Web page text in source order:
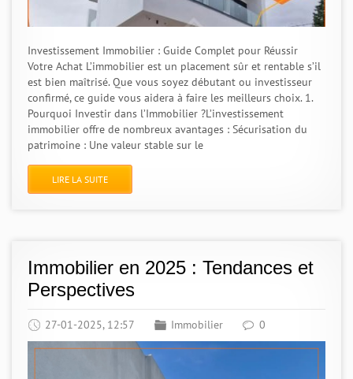
Investissement Immobilier : Guide Complet pour Réussir
Votre Achat L’immobilier est un placement sûr et rentable s’il
est bien maîtrisé. Que vous soyez débutant ou investisseur
confirmé, ce guide vous aidera à faire les meilleurs choix. 1.
Pourquoi Investir dans l’Immobilier ?L’investissement
immobilier offre de nombreux avantages : Sécurisation du
patrimoine : Une valeur stable sur le
LIRE LA SUITE
Immobilier en 2025 : Tendances et
Perspectives
27-01-2025, 12:57 Immobilier 0